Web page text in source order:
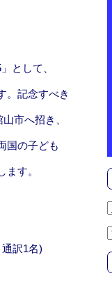
として、
。記念すべき
市へ招き、
国の子ども
す。
訳1名)
ブ